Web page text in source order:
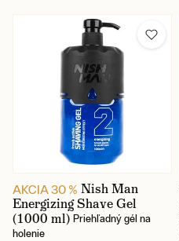
AKCIA 30 % Nish Man
Energizing Shave Gel
(1000 ml) Priehľadný gél na
holenie